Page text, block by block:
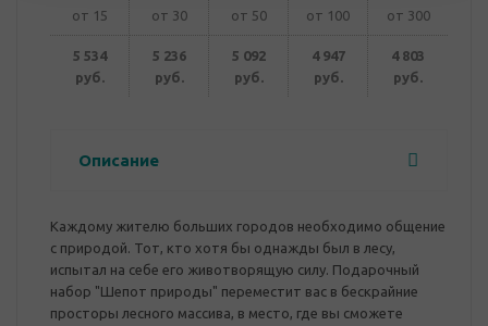
от 15 от 30 от 50 от 100 от 300
5 534
руб.
5 236
руб.
5 092
руб.
4 947
руб.
4 803
руб.
Описание
Каждому жителю больших городов необходимо общение
с природой. Тот, кто хотя бы однажды был в лесу,
испытал на себе его животворящую силу. Подарочный
набор "Шепот природы" переместит вас в бескрайние
просторы лесного массива, в место, где вы сможете